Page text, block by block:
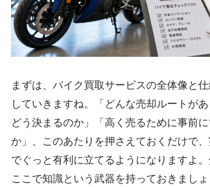
まずは、バイク買取サービスの全体像と
していきますね。「どんな売却ルートが
どう決まるのか」「高く売るために事前
か」、このあたりを押さえておくだけで
でぐっと有利に立てるようになりますよ。
ここで知識という武器を持っておきまし